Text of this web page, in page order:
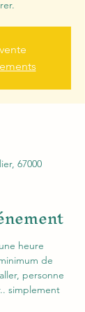
67000
heure
de
personne
simplement